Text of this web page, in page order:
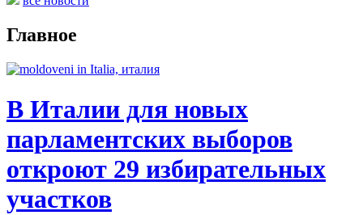
Главное
В Италии для новых
парламентских выборов
откроют 29 избирательных
участков